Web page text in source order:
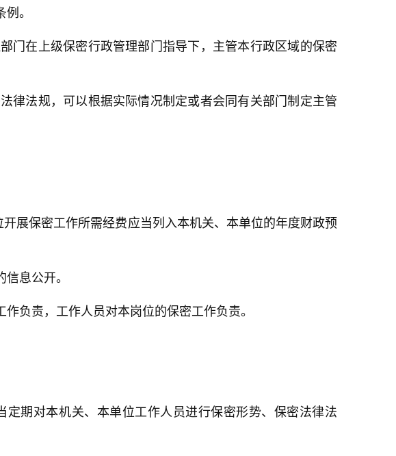
。
门在上级保密行政管理部门指导下，主管本行政区域的保密
律法规，可以根据实际情况制定或者会同有关部门制定主管
展保密工作所需经费应当列入本机关、本单位的年度财政预
息公开。
负责，工作人员对本岗位的保密工作负责。
期对本机关、本单位工作人员进行保密形势、保密法律法